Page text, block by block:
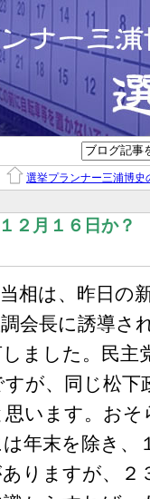
選挙プランナー三浦博史
２月１６日か？
相は、昨日の
会長に誘導さ
ました。民主
が、同じ松下
います。お
年末を除き、
りますが、２